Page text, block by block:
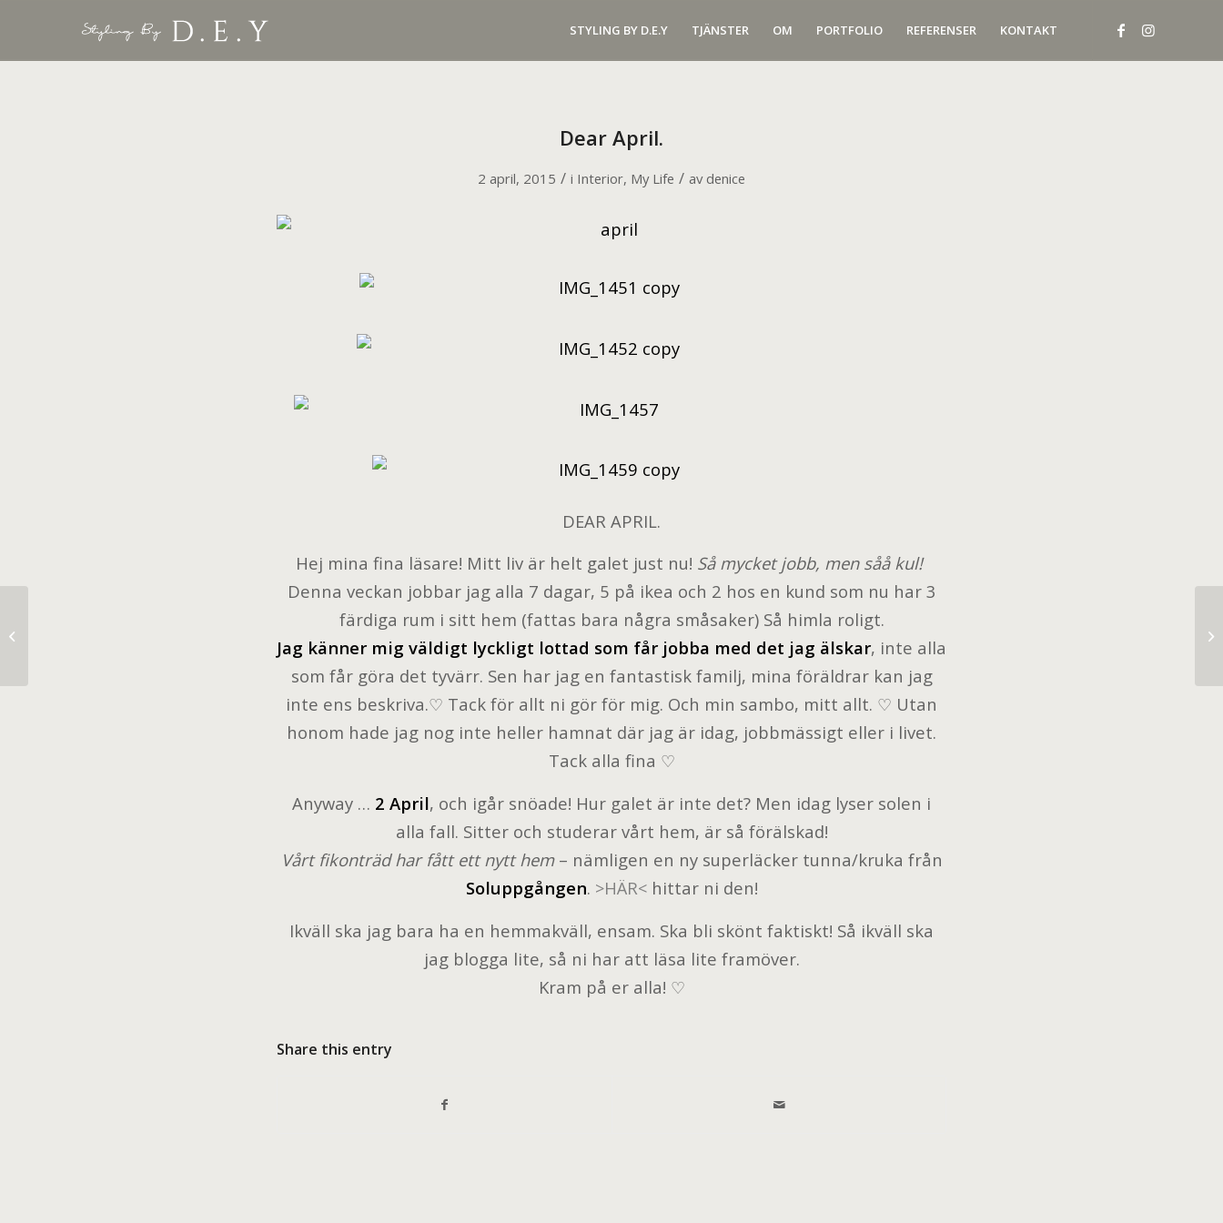
STYLING BY D.E.Y TJÄNSTER OM PORTFOLIO REFERENSER KONTAKT
Dear April.
2 april, 2015 / i Interior, My Life / av denice
DEAR APRIL.
Hej mina fina läsare! Mitt liv är helt galet just nu! Så mycket jobb, men såå kul!
Denna veckan jobbar jag alla 7 dagar, 5 på ikea och 2 hos en kund som nu har 3
färdiga rum i sitt hem (fattas bara några småsaker) Så himla roligt.
Jag känner mig väldigt lyckligt lottad som får jobba med det jag älskar, inte alla
som får göra det tyvärr. Sen har jag en fantastisk familj, mina föräldrar kan jag
inte ens beskriva.♡ Tack för allt ni gör för mig. Och min sambo, mitt allt. ♡ Utan
honom hade jag nog inte heller hamnat där jag är idag, jobbmässigt eller i livet.
Tack alla fina ♡
Anyway … 2 April, och igår snöade! Hur galet är inte det? Men idag lyser solen i
alla fall. Sitter och studerar vårt hem, är så förälskad!
Vårt fikonträd har fått ett nytt hem– nämligen en ny superläcker tunna/kruka från
Soluppgången. >HÄR<hittar ni den!
Ikväll ska jag bara ha en hemmakväll, ensam. Ska bli skönt faktiskt! Så ikväll ska
jag blogga lite, så ni har att läsa lite framöver.
Kram på er alla! ♡
Share this entry